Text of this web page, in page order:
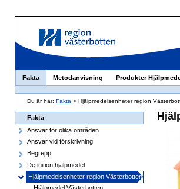
Fakta Metodanvisning Produkter
Du är här: Fakta > Hjälpmedelsenheter region
Fakta
Ansvar för olika områden
Ansvar vid förskrivning
Begrepp
Definition hjälpmedel
Hjälpmedelsenheter region Västerbotten